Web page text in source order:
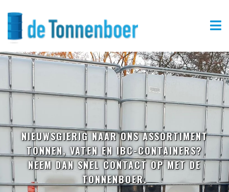
NIEUWSGIERIG NAAR ONS ASSORTIMENT
TONNEN, VATEN EN IBC-CONTAINERS?
NEEM DAN SNEL CONTACT OP MET DE
TONNENBOER.